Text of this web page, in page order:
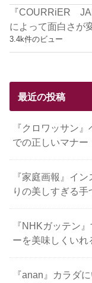
『COURRiER
によって面白さが
3.4k件のビュー
最近の投稿
『クロワッサン
での正しいマナー
『家庭画報』イ
りの美しすぎる手
『NHKガッテン
ーを美味しくいれ
『anan』カラダ